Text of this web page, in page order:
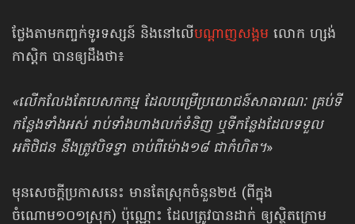
ថ្លែង​តាមកញ្ចក់ទូរទស្សន៍ និងនៅលើបណ្ដាញសង្គម លោក ហ្សង់
កាស្តិក បានឲ្យដឹងថា៖
«លើកលែងតែបេសកកម្ម ដែលបម្រើប្រយោជន៍​សាធារណៈ គ្រប់ទី
កន្លែងទាំងអស់ រាប់ទាំងហាងលក់ទំនិញ ឬទីកន្លែងដែល​ទទួល​
អតិថិជន នឹងត្រូវបិទទ្វា ចាប់ពី​ម៉ោង១៨ ជាកំហិត។»
មុនសេចក្ដីប្រកាសនេះ មានតែស្រុកចំនួន២៥ (ពីក្នុង
ចំណោម១០១ស្រុក) ប៉ុណ្ណោះ ដែលត្រូវបានដាក់ ឲ្យស្ថិតក្រោម